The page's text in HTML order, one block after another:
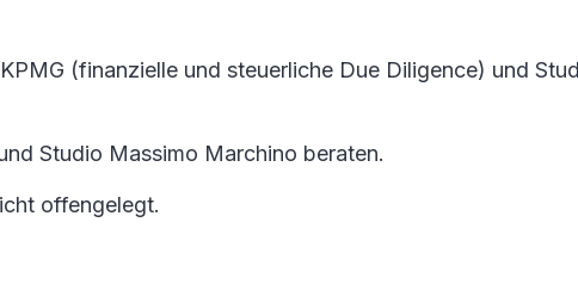
(finanzielle und steuerliche Due Diligence) und
Studio Massimo Marchino beraten.
offengelegt.